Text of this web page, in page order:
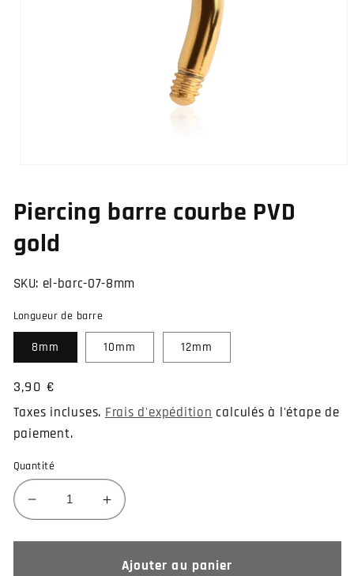
1
dans
fenêtre
modale
Piercing barre courbe PVD
gold
SKU: el-barc-07-8mm
Longueur de barre
8mm 10mm 12mm
Prix
habituel
3,90 €
Taxes incluses.Frais d'expéditioncalculés à l'étape de
paiement.
Quantité
Réduire
la
quantité
Augmenter
la
quantité
deAjouter au panier